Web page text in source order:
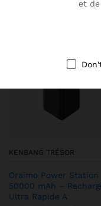
KENBANG TRÉSOR
Oraimo Power Station
50000 mAh –
Ultra Rapide A
et de